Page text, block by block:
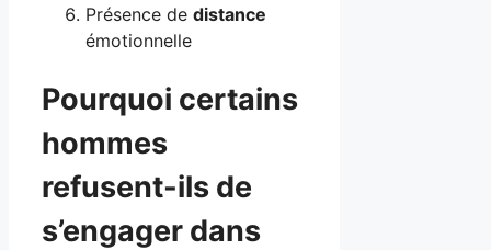
Présence de distance
émotionnelle
Pourquoi certains
hommes
refusent-ils de
s’engager dans